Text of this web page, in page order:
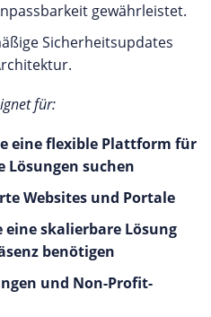
gewährleistet.
Sicherheitsupdates
für:
eine flexible Plattform für
Lösungen suchen
Websites und Portale
skalierbare Lösung
benötigen
und Non-Profit-